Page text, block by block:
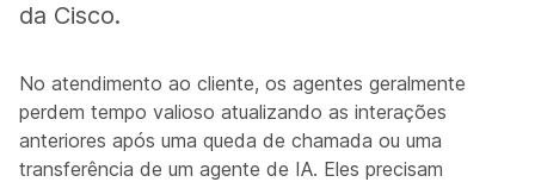
da Cisco.
No atendimento ao cliente, os agentes geralmente
perdem tempo valioso atualizando as interações
anteriores após uma queda de chamada ou uma
transferência de um agente de IA. Eles precisam